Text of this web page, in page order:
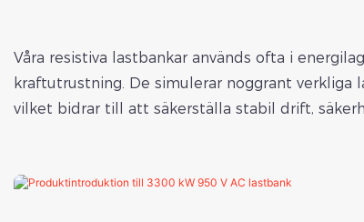
Våra resistiva lastbankar används ofta i
kraftutrustning. De simulerar noggrant
vilket bidrar till att säkerställa stabil drift,